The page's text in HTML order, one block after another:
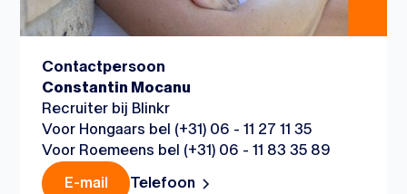
Contactpersoon
Constantin Mocanu
Recruiter bij Blinkr
Voor Hongaars bel (+31) 06 - 11 27 11 35
Voor Roemeens bel (+31) 06 - 11 83 35 89
E-mail Telefoon